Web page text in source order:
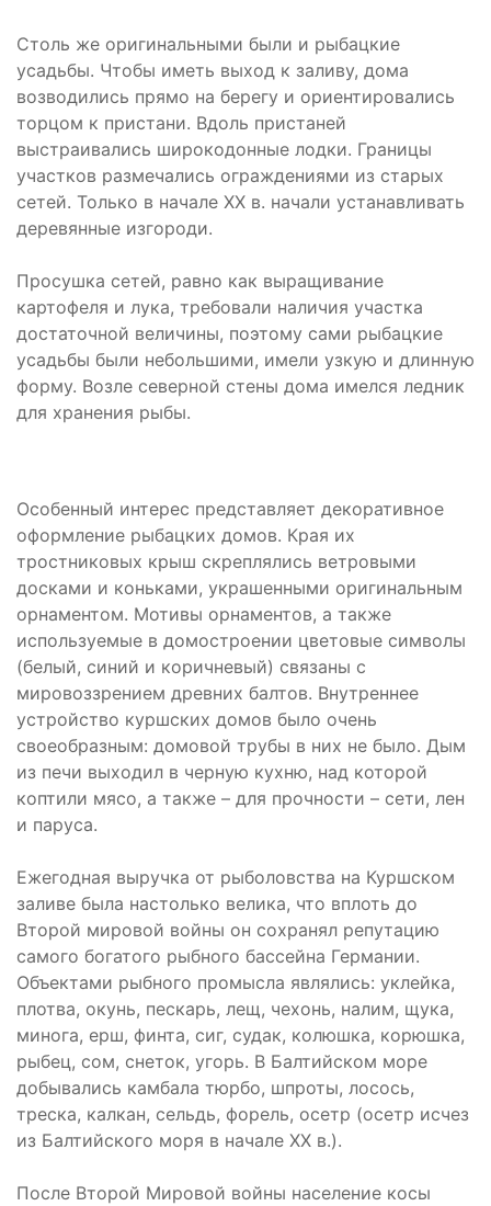
Столь же оригинальными были и рыбацкие
усадьбы. Чтобы иметь выход к заливу, дома
возводились прямо на берегу и ориентировались
торцом к пристани. Вдоль пристаней
выстраивались широкодонные лодки. Границы
участков размечались ограждениями из старых
сетей. Только в начале XX в. начали устанавливать
деревянные изгороди.
Просушка сетей, равно как выращивание
картофеля и лука, требовали наличия участка
достаточной величины, поэтому сами рыбацкие
усадьбы были небольшими, имели узкую и длинную
форму. Возле северной стены дома имелся ледник
для хранения рыбы.
Особенный интерес представляет декоративное
оформление рыбацких домов. Края их
тростниковых крыш скреплялись ветровыми
досками и коньками, украшенными оригинальным
орнаментом. Мотивы орнаментов, а также
используемые в домостроении цветовые символы
(белый, синий и коричневый) связаны с
мировоззрением древних балтов. Внутреннее
устройство куршских домов было очень
своеобразным: домовой трубы в них не было. Дым
из печи выходил в черную кухню, над которой
коптили мясо, а также – для прочности – сети, лен
и паруса.
Ежегодная выручка от рыболовства на Куршском
заливе была настолько велика, что вплоть до
Второй мировой войны он сохранял репутацию
самого богатого рыбного бассейна Германии.
Объектами рыбного промысла являлись: уклейка,
плотва, окунь, пескарь, лещ, чехонь, налим, щука,
минога, ерш, финта, сиг, судак, колюшка, корюшка,
рыбец, сом, снеток, угорь. В Балтийском море
добывались камбала тюрбо, шпроты, лосось,
треска, калкан, сельдь, форель, осетр (осетр исчез
из Балтийского моря в начале XX в.).
После Второй Мировой войны население косы